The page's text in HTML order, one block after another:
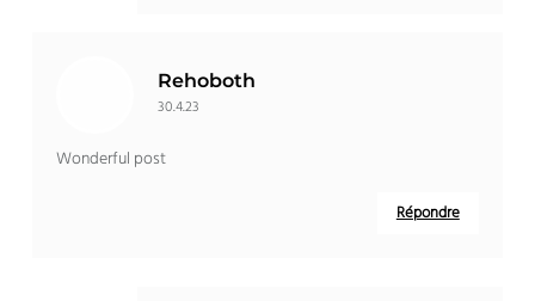
Rehoboth
30.4.23
Wonderful post
Répondre